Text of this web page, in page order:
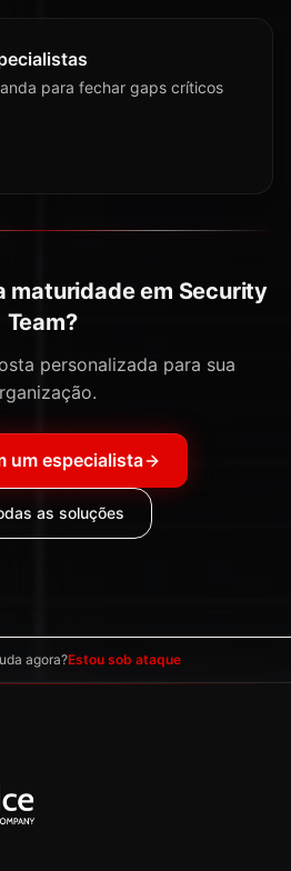
para fechar gaps críticos
maturidade em Security
Team?
personalizada para sua
um especialista
as soluções
agora?Estou sob ataque